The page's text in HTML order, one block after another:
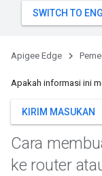
Apigee Edge
Apakah informasi ini
KIRIM MASUKAN
Cara
ke router